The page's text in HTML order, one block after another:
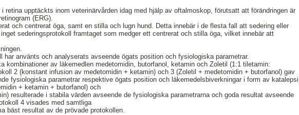
i retina upptäckts inom veterinärvården idag med hjälp av oftalmoskop, förutsatt att förändringen är
(ERG).
och centrerat öga, samt en stilla och lugn hund. Detta innebär i de flesta fall att sedering eller
sederingsprotokoll framtaget som medger ett centrerat och stilla öga, vilket innebär att
har använts och analyserats avseende ögats position och fysiologiska parametrar.
kombinationer av läkemedlen medetomidin, butorfanol, ketamin och Zoletil (1:1 tiletamin:
2 (konstant infusion av medetomidin + ketamin) och 3 (Zoletil + medetomidin + butorfanol) gav
fysiologiska parametrar respektive ögats position och läkemedelsbiverkningar i form av katalepsi
+ ketamin + butorfanol) och
resulterade i stabila värden avseende de fysiologiska parametrarna och goda resultat avseende
4 visades med samtliga
bäst resultat av de prövade protokollen.